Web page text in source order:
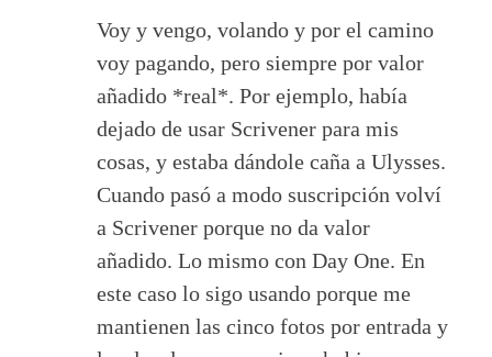
Voy y vengo, volando y por el camino
voy pagando, pero siempre por valor
añadido *real*. Por ejemplo, había
dejado de usar Scrivener para mis
cosas, y estaba dándole caña a Ulysses.
Cuando pasó a modo suscripción volví
a Scrivener porque no da valor
añadido. Lo mismo con Day One. En
este caso lo sigo usando porque me
mantienen las cinco fotos por entrada y